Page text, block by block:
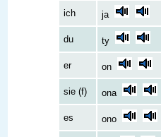
ich
ja
du ty
er on
sie (f) ona
es ono